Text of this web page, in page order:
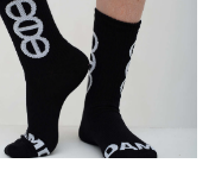
webius.pro